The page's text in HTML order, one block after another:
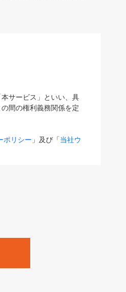
サービス」といい、具
間の権利義務関係を定
ポリシー 」及び「当社ウ
変更後のサービスを含
す。
Zine」「HRzine」